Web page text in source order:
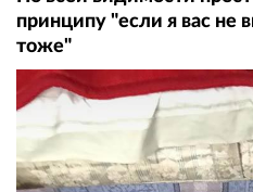
принципу "если я вас не
тоже"